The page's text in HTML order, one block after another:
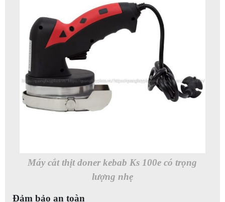
Máy cắt thịt doner kebab Ks 100e có trọng
lượng nhẹ
Đảm bảo an toàn